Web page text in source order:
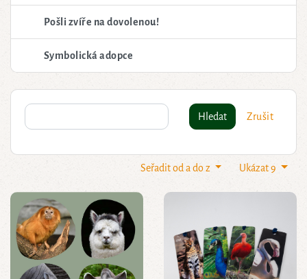
Pošli zvíře na dovolenou!
Symbolická adopce
Hledat Zrušit
Ukázat 9
Seřadit od a do z